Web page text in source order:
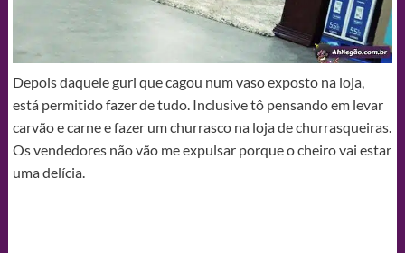
Depois daquele guri que cagou num vaso exposto na loja,
está permitido fazer de tudo. Inclusive tô pensando em levar
carvão e carne e fazer um churrasco na loja de churrasqueiras.
Os vendedores não vão me expulsar porque o cheiro vai estar
uma delícia.